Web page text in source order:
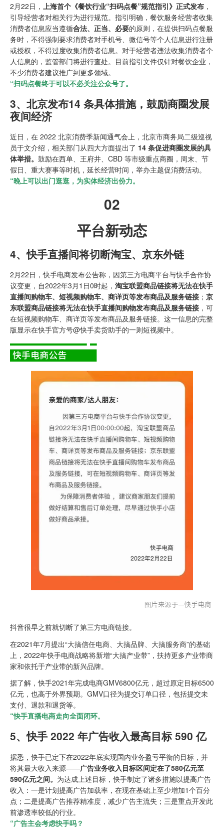
2月22日， 上海首个《餐饮行业“扫码点餐”规范指引》正式发布 ，
引导经营者对相关行为进行规范。指引明确，餐饮服务经营者收集
消费者信息应当遵循合法、正当、必要的原则，在提供扫码点餐服
务时，不得强制要求消费者对手机号、微信号等个人信息进行注册
或授权，不得过度收集消费者信息。对于经营者违法收集消费者个
人信息的，监管部门将进行查处。目前指引文件仅针对餐饮企业，
不少消费者建议推广到更多领域。
“扫码点餐终于可以不必关注公众号了。
3、北京发布14 条具体措施，鼓励商圈发展
夜间经济
近日，在 2022 北京消费季新闻通气会上，北京市商务局二级巡视
员于文介绍，相关部门从四大方面提出了 14 条促进商圈发展的具
体举措。 鼓励在西单、王府井、CBD 等市级重点商圈，周末、节
假日、重大赛事等时机，延长经营时间，举办主题促消费活动。
“晚上可以出门逛逛，为实体经济出份力。
02
平台新动态
4、快手直播间将切断淘宝、京东外链
2月22日，快手电商发布公告称，因第三方电商平台与快手合作协
议变更，自2022年3月1日0时起， 淘宝联盟商品链接将无法在快手
直播间购物车、短视频购物车、商详页等发布商品及服务链接 ； 京
东联盟商品链接将无法在快手直播间购物发布商品及服务链接 ，可
在短视频购物车、商详页等发布商品及服务链接。这一信息的完整
版显示在快手官方号@快手卖货助手的一则短视频中。
抖音很早之前就切断了第三方电商链接。
在2021年7月提出“大搞信任电商、大搞品牌、大搞服务商”的基础
上，2022年快手电商战略将新增“大搞产业带”，扶持更多产业带商
家和依托于产业带的新兴品牌。
据了解，快手2021年完成电商GMV6800亿元，超过原定目标6500
亿元，也高于外界预期。GMV口径为提交订单口径，包括提交未
支付、退款和退货等。
“快手直播电商走向全面闭环。
5、快手 2022 年广告收入最高目标 590 亿
据悉，快手已定下在2022年底实现国内业务盈亏平衡的目标，并
将其最大收入来源——广告业务收入目标区间定在了580亿元至
590亿元之间。 为达成上述目标，快手制定了诸多措施以提高广告
收入：一是计划提高广告加载率，在现在基础上至少增加1个百分
点；二是提高广告推荐精准度，减少广告主流失；三是重点开发此
前渗透率较低的行业。
“广告主会考虑快手吗？